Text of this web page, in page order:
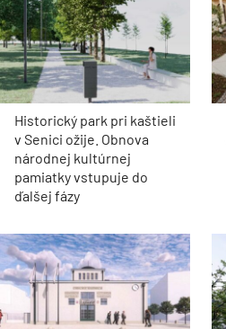
Historický park pri kaštieli
v Senici ožije. Obnova
národnej kultúrnej
pamiatky vstupuje do
ďalšej fázy